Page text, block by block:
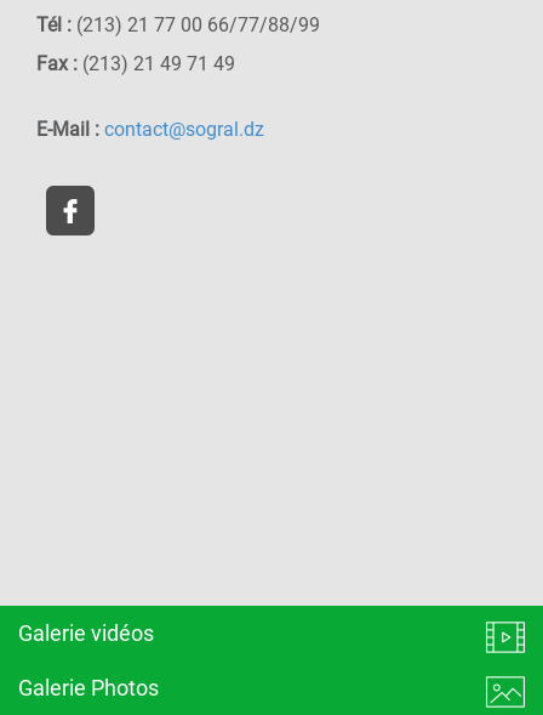
Tél : (213) 21 77 00 66/77/88/99
Fax : (213) 21 49 71 49
E-Mail : contact@sogral.dz
Galerie vidéos
Galerie Photos